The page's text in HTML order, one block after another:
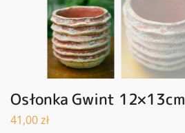
Osłonka Gwint 12×13cm
41,00zł